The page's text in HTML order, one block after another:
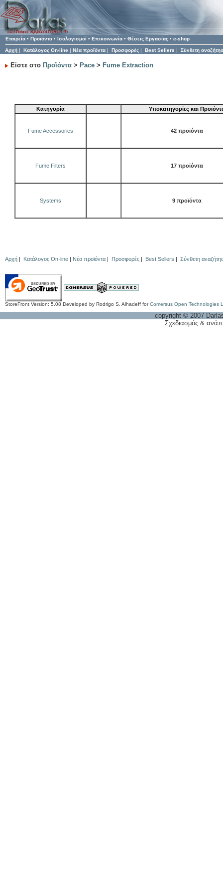
Εταιρεία • Προϊόντα • Ισολογισμοί • Επικοινωνία • Θέσεις Εργασίας • e-shop
Αρχή | Κατάλογος On-line | Νέα προϊόντα | Προσφορές | Best Sellers | Σύνθετη
Είστε στο Προϊόντα > Pace > Fume Extraction
Κατηγορία Υποκατηγορίες και
Fume Accessories 42 προϊόντα
Fume Filters 17 προϊόντα
Systems 9 προϊόντα
Αρχή Κατάλογος On-line Νέα προϊόντα Προσφορές Best Sellers Σύνθετη
StoreFront Version: 5.08 Developed by Rodrigo S. Alhadeff forComersus Open Technologies
copyright © 2007
Σχεδιασμός &